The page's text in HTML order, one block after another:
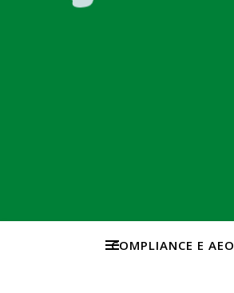
COMPLIANCE E AEO